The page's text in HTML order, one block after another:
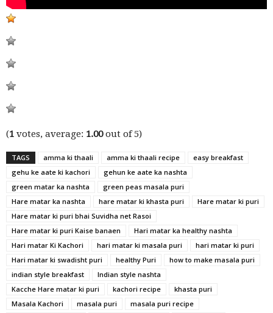
(1 votes, average: 1.00out of 5)
TAGS amma ki thaali amma ki thaali recipe
easy breakfast
gehu ke aate ki kachori
gehun ke aate ka nashta
green matar ka nashta
green peas masala puri
Hare matar ka nashta
hare matar ki khasta puri
Hare matar ki puri
Hare matar ki puri bhai Suvidha net Rasoi
Hare matar ki puri Kaise banaen
Hari matar ka healthy nashta
Hari matar Ki Kachori
hari matar ki masala puri
hari matar ki puri
Hari matar ki swadisht puri
healthy Puri
how to make masala puri
indian style breakfast
Indian style nashta
Kacche Hare matar ki puri
kachori recipe
khasta puri
Masala Kachori
masala puri
masala puri recipe